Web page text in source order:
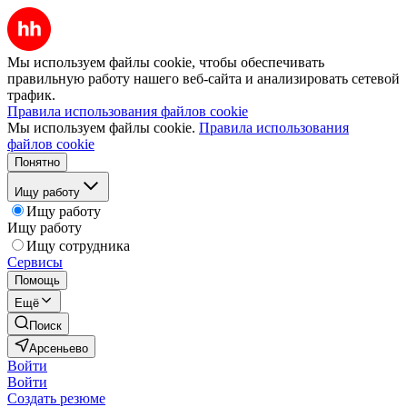
Мы используем файлы cookie, чтобы обеспечивать
правильную работу нашего веб-сайта и анализировать сетевой
трафик.
Правила использования файлов cookie
Мы используем файлы cookie. Правила использования
файлов cookie
Понятно
Ищу работу
Ищу работу
Ищу работу
Ищу сотрудника
Сервисы
Помощь
Ещё
Поиск
Арсеньево
Войти
Войти
Создать резюме